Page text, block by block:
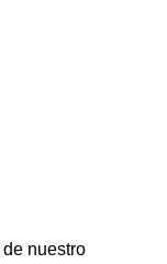
nuestro